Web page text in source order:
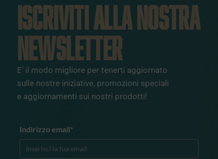
ISCRIVITI ALLA NOSTRA
NEWSLETTER
E’ il modo migliore per tenerti aggiornato
sulle nostre iniziative, promozioni speciali
e aggiornamenti sui nostri prodotti!
Indirizzo email*